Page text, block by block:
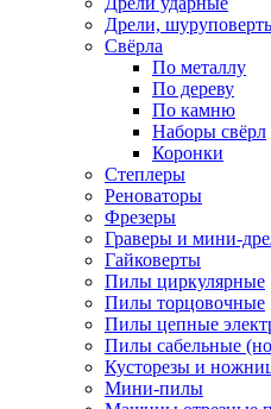
Дрели,
Свёрла
По металлу
По дереву
По камню
Наборы свёрл
Коронки
Степлеры
Реноваторы
Фрезеры
Граверы и мини-
Гайковерты
Пилы циркулярные
Пилы торцовочные
Пилы цепные
Пилы сабельные
Кусторезы и
Мини-пилы